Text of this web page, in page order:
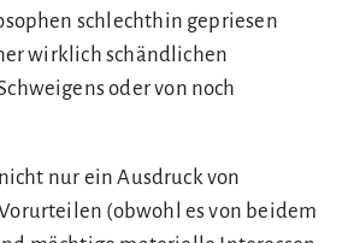
schlechthin gepriesen
wirklich schändlichen
oder von noch
nur ein Ausdruck von
(obwohl es von beidem